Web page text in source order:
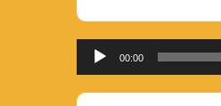
00:00